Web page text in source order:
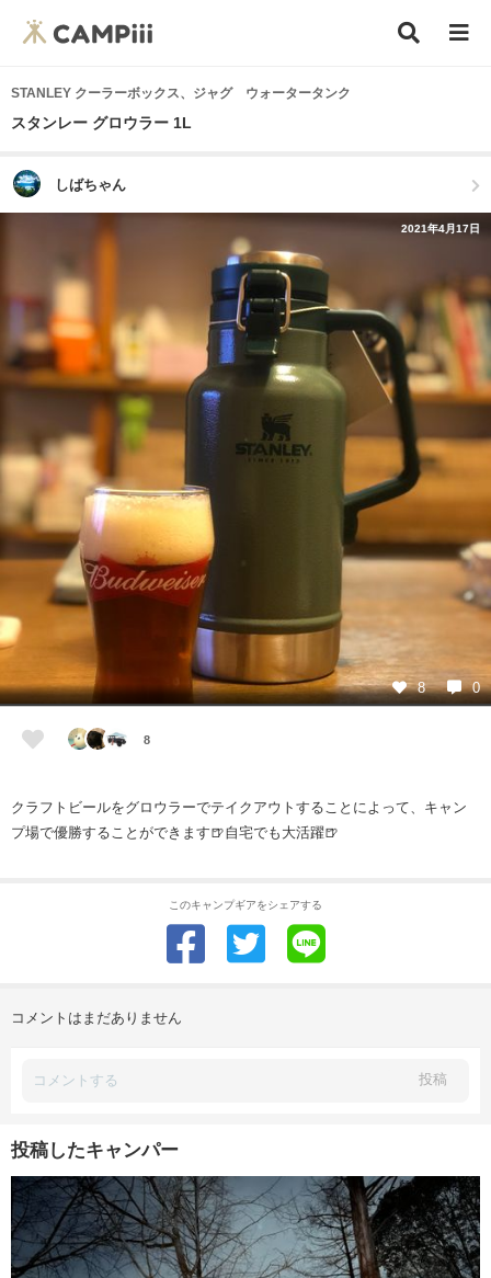
STANLEY クーラーボックス、ジャグ ウォータータンク
スタンレー グロウラー 1L
しばちゃん
2021年4月17日
8 0
8
クラフトビールをグロウラーでテイクアウトすることによって、キャン
プ場で優勝することができます🍺自宅でも大活躍🍺
このキャンプギアをシェアする
コメントはまだありません
投稿
投稿したキャンパー